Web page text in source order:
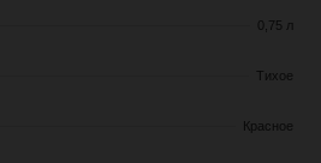
0,75 л
Тихое
Красное